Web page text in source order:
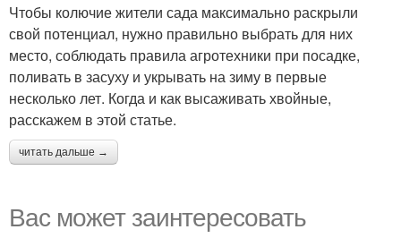
Чтобы колючие жители сада максимально раскрыли
свой потенциал, нужно правильно выбрать для них
место, соблюдать правила агротехники при посадке,
поливать в засуху и укрывать на зиму в первые
несколько лет. Когда и как высаживать хвойные,
расскажем в этой статье.
читать дальше →
Вас может заинтересовать